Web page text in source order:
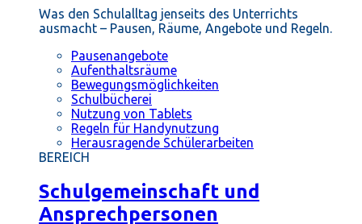
Was den Schulalltag jenseits des Unterrichts
ausmacht – Pausen, Räume, Angebote und Regeln.
Pausenangebote
Aufenthaltsräume
Bewegungsmöglichkeiten
Schulbücherei
Nutzung von Tablets
Regeln für Handynutzung
Herausragende Schülerarbeiten
BEREICH
Schulgemeinschaft und
Ansprechpersonen